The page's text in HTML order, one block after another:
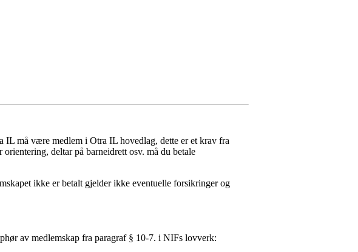
IL må være medlem i Otra IL hovedlag, dette er et krav fra
deltar på barneidrett osv. må du betale
ikke er betalt gjelder ikke eventuelle forsikringer og
av medlemskap fra paragraf § 10-7. i NIFs lovverk: